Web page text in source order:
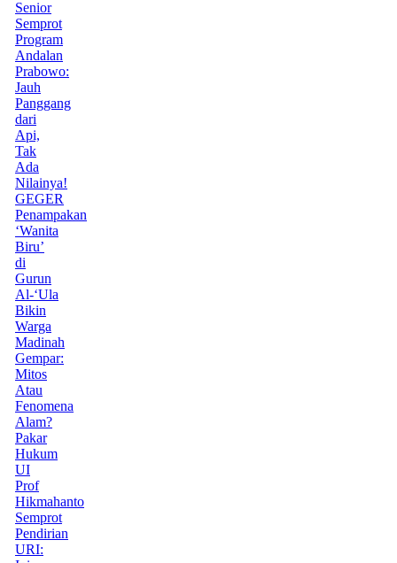
Senior
Semprot
Program
Andalan
Prabowo:
Jauh
Panggang
dari
Api,
Tak
Ada
Nilainya!
GEGER
Penampakan
‘Wanita
Biru’
di
Gurun
Al-‘Ula
Bikin
Warga
Madinah
Gempar:
Mitos
Atau
Fenomena
Alam?
Pakar
Hukum
UI
Prof
Hikmahanto
Semprot
Pendirian
URI: